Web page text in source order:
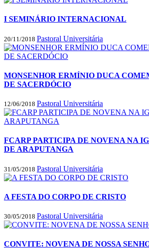
I SEMINÁRIO INTERNACIONAL
20/11/2018 Pastoral Universitária
MONSENHOR ERMÍNIO DUCA
DE SACERDÓCIO
12/06/2018 Pastoral Universitária
FCARP PARTICIPA DE NOVENA NA
DE ARAPUTANGA
31/05/2018 Pastoral Universitária
A FESTA DO CORPO DE CRISTO
30/05/2018 Pastoral Universitária
CONVITE: NOVENA DE NOSSA